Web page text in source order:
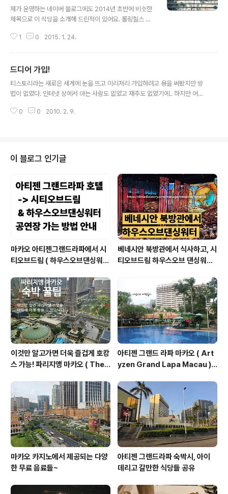
두고 그냥 가보고 싶다는 생각만 하게 되었는데.. 이번에 비
스테카에서 오키스 버거가 생기면서 햄버거 시식기회 이벤
음번에! 이번 글은 바로 오키스버거에서 디저트로 드실 수
제가 운영하는 네이버 블로그에도 2014년 초반에 비슷한
제목으로 이 식당을 소개해 드린적이 있어요. 롤링힐스 근
족이 모임을 할 때 이 식당을 주로 갑니다. 고기는 롤링힐스
지 맛은 괜찮다는 평가가 많고, 롤링힐스 신화목장이라고
키워드 넣어서 검색하시면 롤링힐스 숙박하시면서 다녀오
신분들 후기 많이 보실 수 있을거예요. 다른 분들 후기 읽어
아 연구소 분들의 회식장소로도 유명한 곳이라고 알고 있
1 0 2015. 1. 24.
드디어 가입!
티스토리라는 새로은 세계에 눈을 뜨고 이리저리 가입하려고 용을 써봤지만 방
법이 없었다. 인터넷 상에서 아는 사람도 없었고 재주도 없었기에.. 하지만 어느
공간을 드디어 찾았다. 네이버 블로그에도 물론 계속해서 올릴 예정이지만 이곳
0 0 2010. 2. 9.
이 블로그 인기글
마카오 아티젠그랜드라파에서 시
티오브드림 ( 하우스오브댄싱워터
더너 셔틀 타고 가는 방법 안내 ( 성
인 분들은 이렇게 이동하는 방법도
가능해요 )
베네시안 북방관에서 식사하고, 시
티오브드림 하우스오브 댄싱워터
드리는 길은 호텔 외부로 걷는 방
법임, 여름에 걷는거 비추 이유:덥
고 습해서 힘듬 )
이것만 알고가면 더욱 즐겁게 호캉
스 가능! 파리지앵 마카오 ( The
공개!
아티젠 그랜드 라파 마카오 ( Art
yzen Grand Lapa Macau )
마카오 카지노에서 제공되는 다양
한 무료 음료들~
아티젠 그랜드라파 숙박시, 아이
데리고 갈만한 식당들 공유